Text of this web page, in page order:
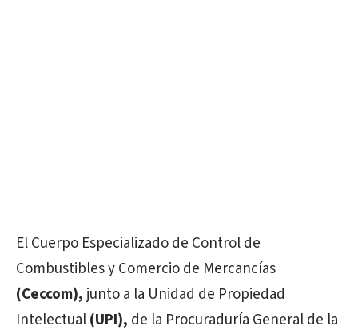
El Cuerpo Especializado de Control de
Combustibles y Comercio de Mercancías
(Ceccom), junto a la Unidad de Propiedad
Intelectual(UPI), de la Procuraduría General de la